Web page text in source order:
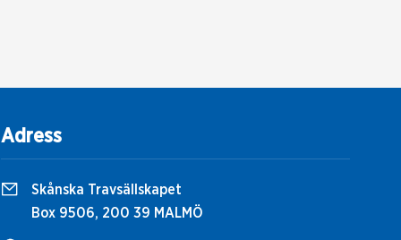
Adress
Skånska Travsällskapet
Box 9506, 200 39 MALMÖ